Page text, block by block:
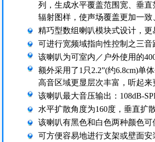
列，生成水平覆盖范围宽、垂
辐射图样，使声场覆盖更加一致
精巧型数组喇叭模块式设计，
可进行宽频域指向性控制之三音
该喇叭为可室内／户外使用的
额外采用了1只2.2”(约6.8cm)单
高音区域更显层次丰富，听起来
该喇叭最大音压输出：108dB-
水平扩散角度为160度，垂直扩
该喇叭有黑色和白色两种颜色可
可方便容易地进行支架或壁面安